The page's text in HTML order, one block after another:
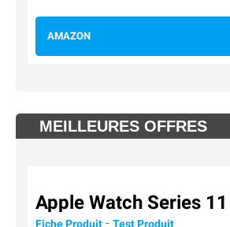
AMAZON
MEILLEURES OFFRES
Apple Watch Series 11
Fiche Produit - Test Produit